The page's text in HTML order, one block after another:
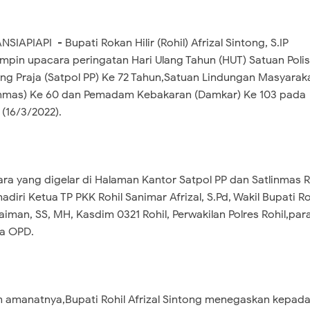
- Bupati Rokan Hilir (Rohil) Afrizal Sintong, S.IP
upacara peringatan Hari Ulang Tahun (HUT) Satuan
Praja (Satpol PP) Ke 72 Tahun,Satuan Lindungan
Ke 60 dan Pemadam Kebakaran (Damkar) Ke 103 pada
(16/3/2022).
yang digelar di Halaman Kantor Satpol PP dan Satlinmas
Ketua TP PKK Rohil Sanimar Afrizal, S.Pd, Wakil Bupati
SS, MH, Kasdim 0321 Rohil, Perwakilan Polres
OPD.
amanatnya,Bupati Rohil Afrizal Sintong menegaskan kepada